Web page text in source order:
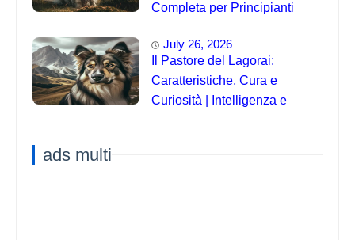
Completa per Principianti
July 26, 2026
Il Pastore del Lagorai:
Caratteristiche, Cura e
Curiosità | Intelligenza e
ads multi